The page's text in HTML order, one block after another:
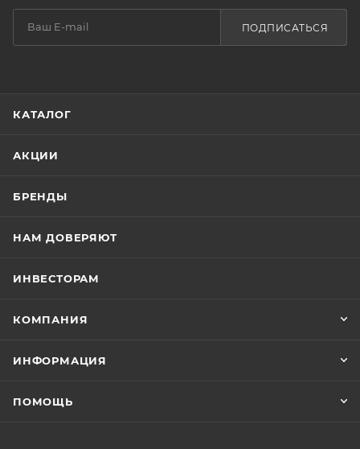
ПОДПИСАТЬСЯ
КАТАЛОГ
АКЦИИ
БРЕНДЫ
НАМ ДОВЕРЯЮТ
ИНВЕСТОРАМ
КОМПАНИЯ
ИНФОРМАЦИЯ
ПОМОЩЬ